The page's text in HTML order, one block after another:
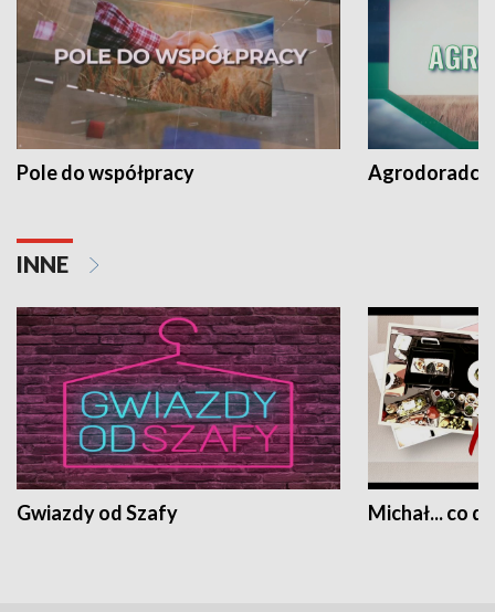
Pole do współpracy Agrodoradcy
INNE
Gwiazdy od Szafy Michał... co